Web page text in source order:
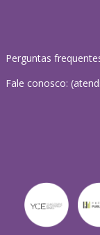
Perguntas
Fale conosco: